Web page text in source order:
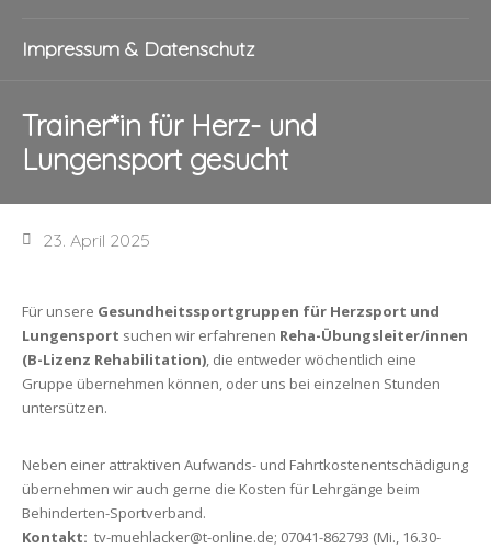
Impressum & Datenschutz
Trainer*in für Herz- und
Lungensport gesucht
23. April 2025
Für unsere Gesundheitssportgruppen für Herzsport und
Lungensport suchen wir erfahrenen Reha-Übungsleiter/innen
(B-Lizenz Rehabilitation), die entweder wöchentlich eine
Gruppe übernehmen können, oder uns bei einzelnen Stunden
untersützen.
Neben einer attraktiven Aufwands- und Fahrtkostenentschädigung
übernehmen wir auch gerne die Kosten für Lehrgänge beim
Behinderten-Sportverband.
Kontakt: tv-muehlacker@t-online.de; 07041-862793 (Mi., 16.30-